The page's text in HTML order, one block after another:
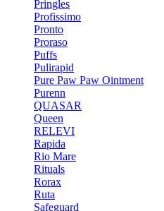
Pringles
Profissimo
Pronto
Proraso
Puffs
Pulirapid
Pure Paw Paw Ointment
Purenn
QUASAR
Queen
RELEVI
Rapida
Rio Mare
Rituals
Rorax
Ruta
Safeguard